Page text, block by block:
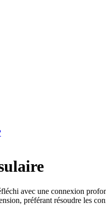
avec une connexion
préférant résoudre les